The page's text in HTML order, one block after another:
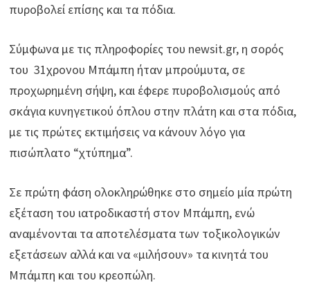
πυροβολεί επίσης και τα πόδια.
Σύμφωνα με τις πληροφορίες του newsit.gr, η σορός
του 31χρονου Μπάμπη ήταν μπρούμυτα, σε
προχωρημένη σήψη, και έφερε πυροβολισμούς από
σκάγια κυνηγετικού όπλου στην πλάτη και στα πόδια,
με τις πρώτες εκτιμήσεις να κάνουν λόγο για
πισώπλατο “χτύπημα”.
Σε πρώτη φάση ολοκληρώθηκε στο σημείο μία πρώτη
εξέταση του ιατροδικαστή στον Μπάμπη, ενώ
αναμένονται τα αποτελέσματα των τοξικολογικών
εξετάσεων αλλά και να «μιλήσουν» τα κινητά του
Μπάμπη και του κρεοπώλη.